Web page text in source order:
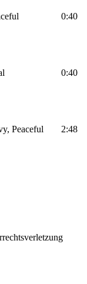
0:40
0:40
Peaceful 2:48